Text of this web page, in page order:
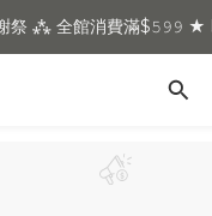
祭 ⁂ 全館消費滿$𝟻𝟿𝟿 ★